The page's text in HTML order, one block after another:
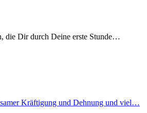
die Dir durch Deine erste Stunde…
Kräftigung und Dehnung und viel…